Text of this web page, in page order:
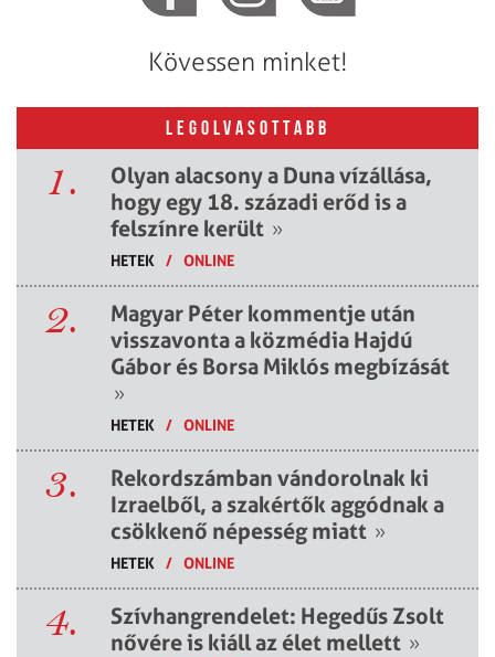
Kövessen minket!
LEGOLVASOTTABB
1.
Olyan alacsony a Duna vízállása,
hogy egy 18. századi erőd is a
felszínre került »
HETEK / ONLINE
2.
Magyar Péter kommentje után
visszavonta a közmédia Hajdú
Gábor és Borsa Miklós megbízását
»
HETEK / ONLINE
3.
Rekordszámban vándorolnak ki
Izraelből, a szakértők aggódnak a
csökkenő népesség miatt »
HETEK / ONLINE
4.
Szívhangrendelet: Hegedűs Zsolt
nővére is kiáll az élet mellett »